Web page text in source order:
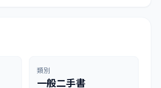
類別
一般二手書